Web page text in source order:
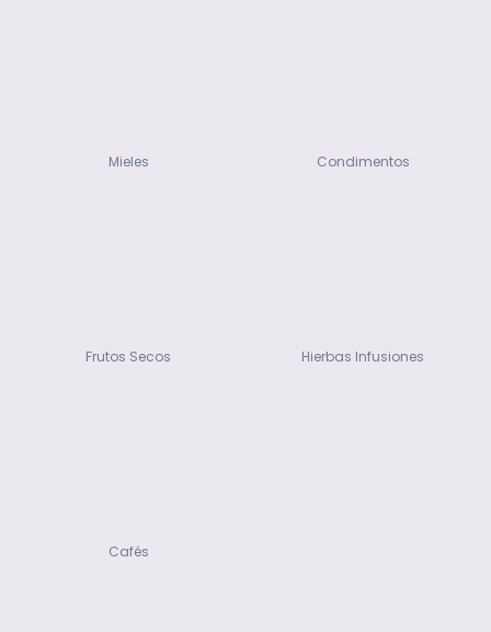
Mieles Condimentos
Frutos Secos Hierbas Infusiones
Cafés